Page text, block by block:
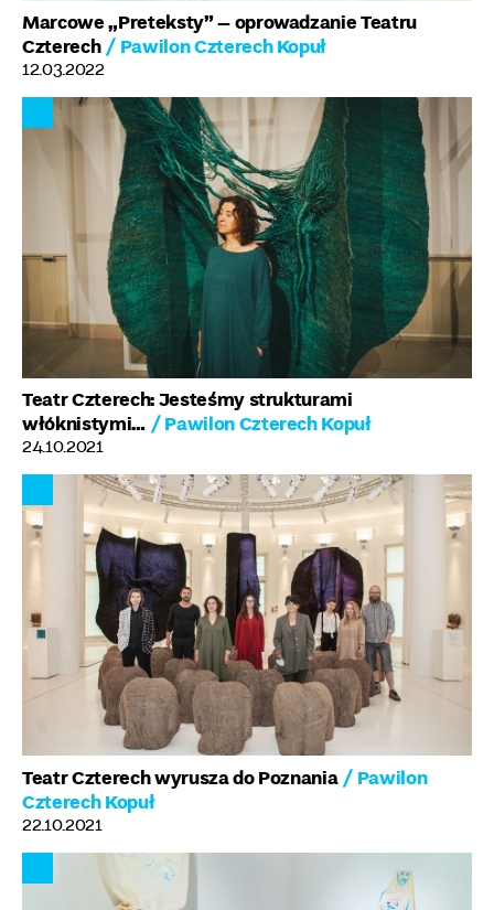
Marcowe „Preteksty” – oprowadzanie Teatru
Czterech / Pawilon Czterech Kopuł
12.03.2022
Teatr Czterech: Jesteśmy strukturami
włóknistymi… / Pawilon Czterech Kopuł
24.10.2021
Teatr Czterech wyrusza do Poznania / Pawilon
Czterech Kopuł
22.10.2021